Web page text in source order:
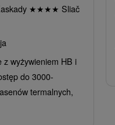
★★★★ Sliač
z wyżywieniem HB i
do 3000-
termalnych,